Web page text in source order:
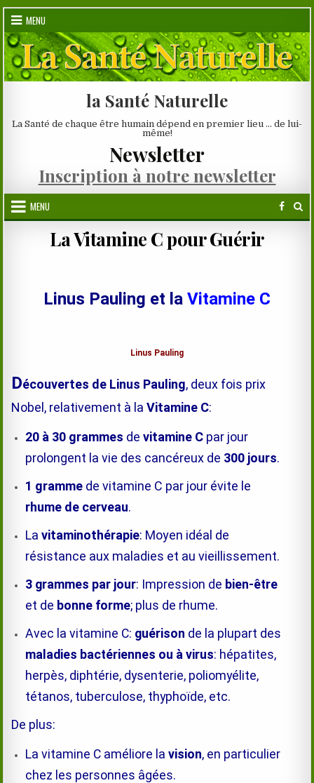
Skip
content
MENU
la Santé Naturelle
La Santé de chaque être humain dépend en premier lieu … de lui-
même!
Newsletter
Inscription à notre newsletter
MENU
La Vitamine C pour Guérir
Linus Pauling et la Vitamine C
Linus Pauling
Découvertes de Linus Pauling, deux fois prix
Nobel, relativement à laVitamine C:
20 à 30 grammes devitamine C par jour
prolongent la vie des cancéreux de 300 jours.
1 gramme de vitamine C par jour évite le
rhume de cerveau.
Lavitaminothérapie: Moyen idéal de
résistance aux maladies et au vieillissement.
3 grammes par jour: Impression de bien-être
et de bonne forme; plus de rhume.
Avec la vitamine C: guérison de la plupart des
maladies bactériennes ou à virus: hépatites,
herpès, diphtérie, dysenterie, poliomyélite,
tétanos, tuberculose, thyphoïde, etc.
De plus:
La vitamine C améliore lavision, en particulier
chez les personnes âgées.